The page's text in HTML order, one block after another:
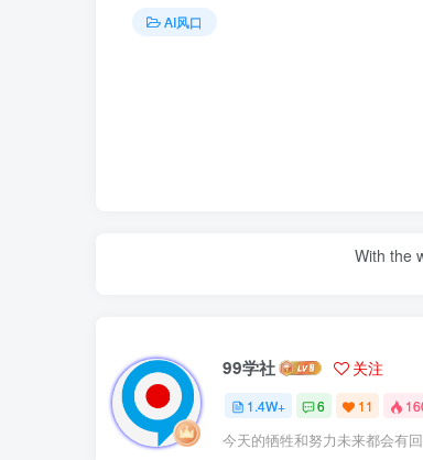
AI风口
With the
99学社 关注
1.4W+ 6 11
今天的牺牲和努力未来都会有